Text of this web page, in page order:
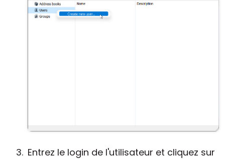
Entrez le login de l'utilisateur et cliquez sur